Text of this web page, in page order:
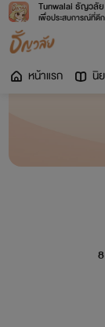
Tunwalai ธัญวลัย
เพื่อประสบการณ์ที่ดี
หน้าแรก นิ
8